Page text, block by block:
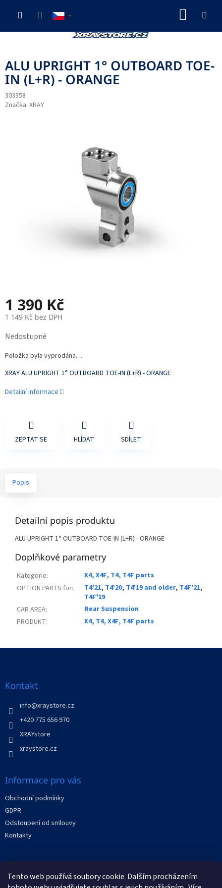
Tento web používá soubory cookie. Dalším procházením
ALU UPRIGHT 1° OUTBOARD TOE-
IN (L+R) - ORANGE
303358
Značka: XRAY
1 390 Kč
1 149 Kč bez DPH
cena:
Nedostupné
Položka byla vyprodána…
XRAY ALU UPRIGHT 1° OUTBOARD TOE-IN (L+R) - ORANGE
Detailní informace
ZEPTAT SE HLÍDAT SDÍLET
Popis
Detailní popis produktu
ALU UPRIGHT 1° OUTBOARD TOE-IN (L+R) - ORANGE
Doplňkové parametry
Kategorie:
X4, X4F, T4, T4F parts
OPTION PARTS for: T4'21, T4'20, T4'19 and older, T4F'21,
T4F'19
CAR AREA:
Rear Suspension
PRODUKT: X4, T4, X4F, T4F parts
Kontakt
info@xraystore.cz
+420 775 656 970
XRAYstore
xraystore.cz
Informace pro vás
Obchodní podmínky
GDPR
Odstoupení od smlouvy
Kontakty
Facebook